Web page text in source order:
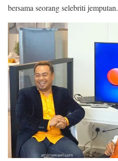
bersama seorang selebriti jemputan.